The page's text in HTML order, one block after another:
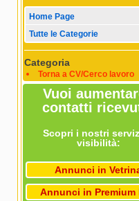
Home Page
Tutte le Categorie
Categoria
Torna a CV/Cerco lavoro
Vuoi
contatti
Scopri i nostri
visibilità:
Annunci in
Annunci in Premium